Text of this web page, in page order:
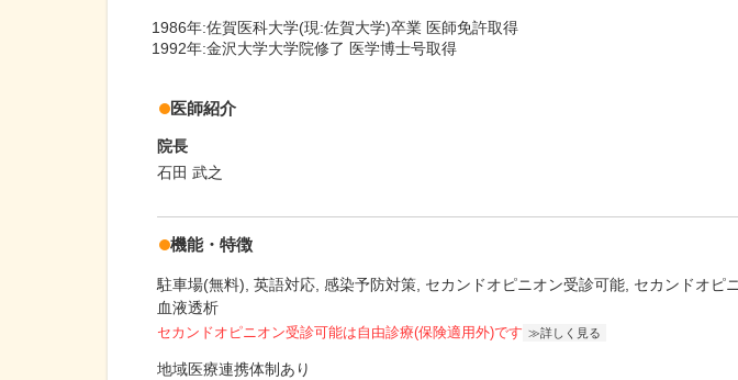
1986年:佐賀医科大学(現:佐賀大学)卒業 医師免許取得
1992年:金沢大学大学院修了 医学博士号取得
医師紹介
院長
石田 武之
機能・特徴
駐車場(無料) 英語対応 感染予防対策 セカンドオピニオン受診可能 セカンドオピ
血液透析
セカンドオピニオン受診可能は自由診療(保険適用外)です 詳しく見る
地域医療連携体制あり